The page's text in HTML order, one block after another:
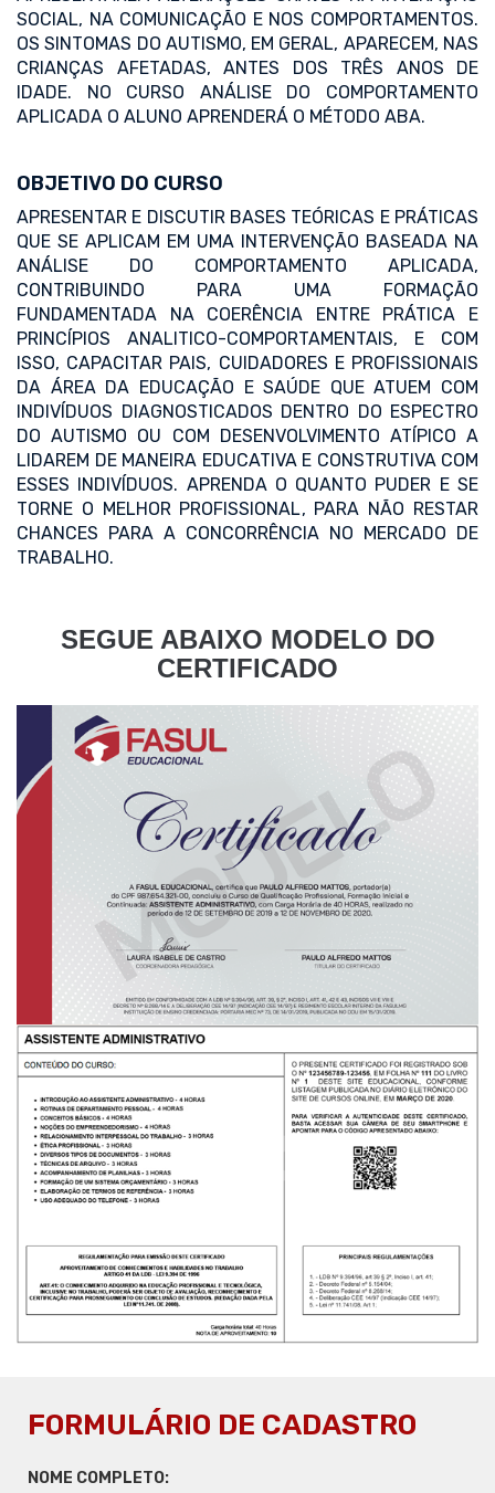
SOCIAL, NA COMUNICAÇÃO E NOS COMPORTAMENTOS.
OS SINTOMAS DO AUTISMO, EM GERAL, APARECEM, NAS
CRIANÇAS AFETADAS, ANTES DOS TRÊS ANOS DE
IDADE. NO CURSO ANÁLISE DO COMPORTAMENTO
APLICADA O ALUNO APRENDERÁ O MÉTODO ABA.
OBJETIVO DO CURSO
APRESENTAR E DISCUTIR BASES TEÓRICAS E PRÁTICAS
QUE SE APLICAM EM UMA INTERVENÇÃO BASEADA NA
ANÁLISE DO COMPORTAMENTO APLICADA,
CONTRIBUINDO PARA UMA FORMAÇÃO
FUNDAMENTADA NA COERÊNCIA ENTRE PRÁTICA E
PRINCÍPIOS ANALITICO-COMPORTAMENTAIS, E COM
ISSO, CAPACITAR PAIS, CUIDADORES E PROFISSIONAIS
DA ÁREA DA EDUCAÇÃO E SAÚDE QUE ATUEM COM
INDIVÍDUOS DIAGNOSTICADOS DENTRO DO ESPECTRO
DO AUTISMO OU COM DESENVOLVIMENTO ATÍPICO A
LIDAREM DE MANEIRA EDUCATIVA E CONSTRUTIVA COM
ESSES INDIVÍDUOS. APRENDA O QUANTO PUDER E SE
TORNE O MELHOR PROFISSIONAL, PARA NÃO RESTAR
CHANCES PARA A CONCORRÊNCIA NO MERCADO DE
TRABALHO.
SEGUE ABAIXO MODELO DO
CERTIFICADO
FORMULÁRIO DE CADASTRO
NOME COMPLETO: